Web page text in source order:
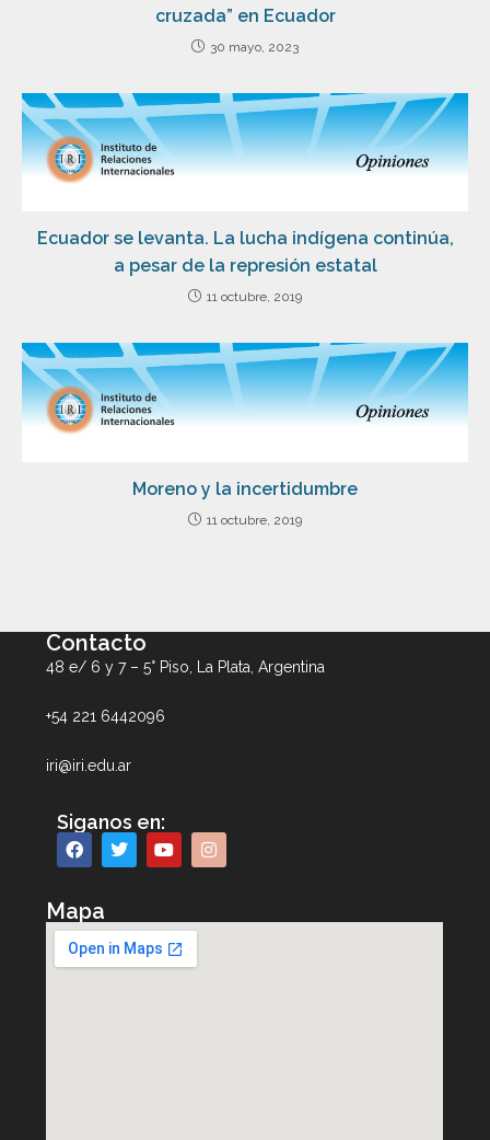
cruzada” en Ecuador
30 mayo, 2023
Ecuador se levanta. La lucha indígena continúa,
a pesar de la represión estatal
11 octubre, 2019
Moreno y la incertidumbre
11 octubre, 2019
Contacto
48 e/ 6 y 7 – 5° Piso, La Plata, Argentina
+54 221 6442096
iri@iri.edu.ar
Siganos en:
Mapa